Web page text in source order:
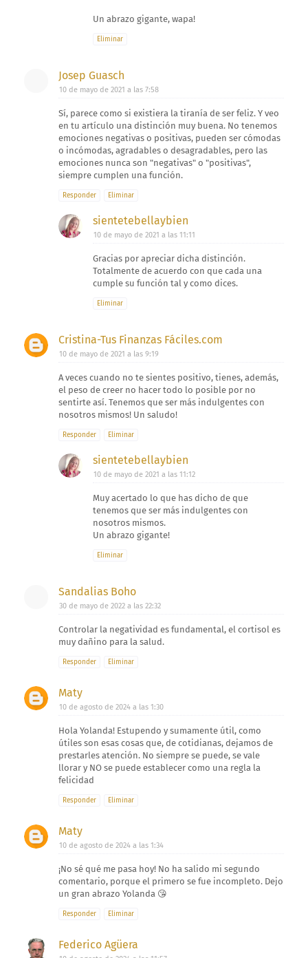
Un abrazo gigante, wapa!
Eliminar
Josep Guasch
10 de mayo de 2021 a las 7:58
Sí, parece como si existiera la tiranía de ser feliz. Y veo
en tu artículo una distinción muy buena. No tenemos
emociones negativas o positivas, pueden ser cómodas
o incómodas, agradables o desagradables, pero las
emociones nunca son "negativas" o "positivas",
siempre cumplen una función.
Responder Eliminar
sientetebellaybien
10 de mayo de 2021 a las 11:11
Gracias por apreciar dicha distinción.
Totalmente de acuerdo con que cada una
cumple su función tal y como dices.
Eliminar
Cristina-Tus Finanzas Fáciles.com
10 de mayo de 2021 a las 9:19
A veces cuando no te sientes positivo, tienes, además,
el peso de creer no hacer todo lo posible por no
sentirte así. Tenemos que ser más indulgentes con
nosotros mismos! Un saludo!
Responder Eliminar
sientetebellaybien
10 de mayo de 2021 a las 11:12
Muy acertado lo que has dicho de que
tenemos que ser más indulgentes con
nosotros mismos.
Un abrazo gigante!
Eliminar
Sandalias Boho
30 de mayo de 2022 a las 22:32
Controlar la negatividad es fundamental, el cortisol es
muy dañino para la salud.
Responder Eliminar
Maty
10 de agosto de 2024 a las 1:30
Hola Yolanda! Estupendo y sumamente útil, como
útiles son esas cosas que, de cotidianas, dejamos de
prestarles atención. No siempre se puede, se vale
llorar y NO se puede establecer como una regla la
felicidad
Responder Eliminar
Maty
10 de agosto de 2024 a las 1:34
¡No sé qué me pasa hoy! No ha salido mi segundo
comentario, porque el primero se fue incompleto. Dejo
un gran abrazo Yolanda 😘
Responder Eliminar
Federico Agüera